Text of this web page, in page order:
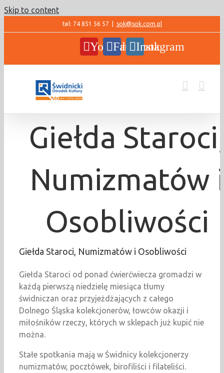
Skip to content
tel: 74 851 56 57 sok@sok.com.pl
YouTubeFacebookInstagram
Giełda
Numizmatów i
Osobliwości
Giełda Staroci, Numizmatów i Osobliwości
Giełda Staroci od ponad ćwierćwiecza gromadzi w
każdą pierwszą niedzielę miesiąca tłumy
świdniczan oraz przyjeżdżających z całego
Dolnego Śląska kolekcjonerów, łowców okazji i
miłośników rzeczy, których w sklepach już kupić nie
można.
Stałe spotkania mają w Świdnicy kolekcjonerzy
numizmatów, pocztówek, birofiliści i filateliści.